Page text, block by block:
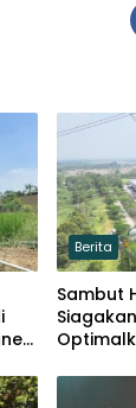
Berita
Sambut